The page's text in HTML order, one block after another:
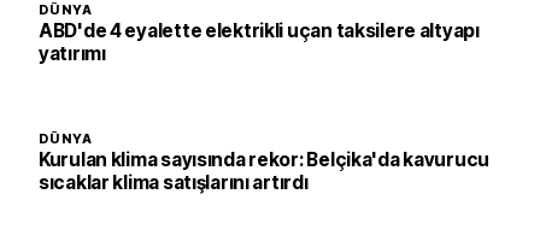
DÜNYA
ABD'de 4 eyalette elektrikli uçan taksilere altyapı
yatırımı
DÜNYA
Kurulan klima sayısında rekor: Belçika'da kavurucu
sıcaklar klima satışlarını artırdı